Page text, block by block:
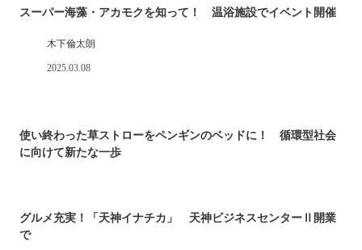
スーパー海藻・アカモクを知って！ 温浴施設でイベント開催
木下倫太朗
2025.03.08
使い終わった草ストローをペンギンのベッドに！ 循環型社会
に向けて新たな一歩
グルメ充実！「天神イナチカ」 天神ビジネスセンターⅡ開業
で